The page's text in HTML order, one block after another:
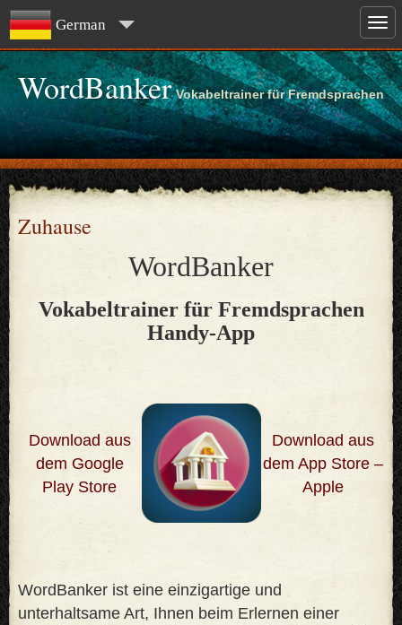
German
WordBanker Vokabeltrainer für Fremdsprachen
Zuhause
WordBanker
Vokabeltrainer für Fremdsprachen
Handy-App
Download aus
dem Google
Play Store
Download aus
dem App Store –
Apple
WordBanker ist eine einzigartige und
unterhaltsame Art, Ihnen beim Erlernen einer